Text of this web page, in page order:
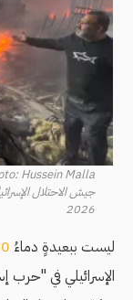
Hussein Malla
2026
ليست ببعيدةٍ دماءُ
الإسرائيلي في "حرب